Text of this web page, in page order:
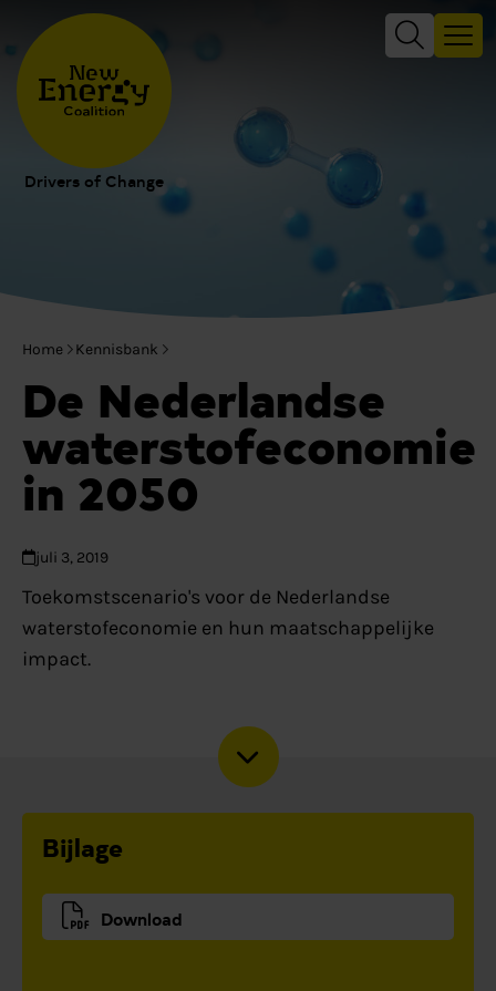
Drivers of Change
Home Kennisbank
De Nederlandse
waterstofeconomie
in 2050
juli 3, 2019
Toekomstscenario's voor de Nederlandse
waterstofeconomie en hun maatschappelijke
impact.
Bijlage
Download